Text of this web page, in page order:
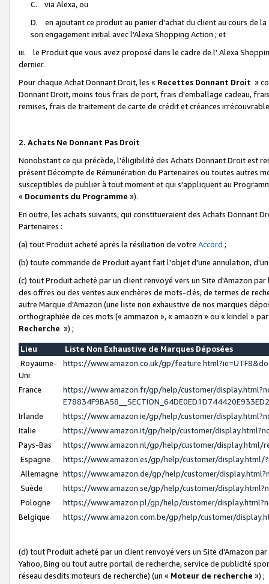
C. via Alexa, ou
D. en ajoutant ce produit au panier d'achat du client au cours de
son engagement initial avec l'Alexa Shopping Action ; et
iii. le Produit que vous avez proposé dans le cadre de l' Alexa
dernier.
Pour chaque Achat Donnant Droit, les « Recettes Donnant Droit »
Donnant Droit, moins tous frais de port, frais d'emballage cadeau,
remises, frais de traitement de carte de crédit et créances
2. Achats Ne Donnant Pas Droit
Nonobstant ce qui précède, l'éligibilité des Achats Donnant Droit est
présent Décompte de Rémunération du Partenaires ou toutes autres
susceptibles de publier à tout moment et qui s'appliquent au
« Documents du Programme »).
En outre, les achats suivants, qui constitueraient des Achats Donnant
Partenaires :
(a) tout Produit acheté après la résiliation de votre Accord ;
(b) toute commande de Produit ayant fait l'objet d'une annulation,
(c) tout Produit acheté par un client renvoyé vers un Site d'Amazon
des offres ou des ventes aux enchères de mots-clés, de termes de
autre Marque d'Amazon (une liste non exhaustive de nos marques
orthographiée de ces mots (« ammazon », « amaozn » ou « kindel »
Recherche ») ;
Lieu
Liste Non Exhaustive de Marques Déposées
Royaume-
Uni
https://www.amazon.co.uk/gp/
France
https://www.amazon.fr/gp/help/customer/
Irlande
https://www.amazon.ie/gp/help/customer/
Italie
https://www.amazon.it/gp/help/customer/
Pays-Bas
https://www.amazon.nl/gp/help/customer/display.html/
Espagne
https://www.amazon.es/gp/help/customer/display.html/
Allemagne https://www.amazon.de/gp/help/customer/
Suède
https://www.amazon.se/gp/help/customer/
Pologne
https://www.amazon.pl/gp/help/customer/
Belgique
https://www.amazon.com.be/gp/help/customer/
(d) tout Produit acheté par un client renvoyé vers un Site d'Amazon
Yahoo, Bing ou tout autre portail de recherche, service de publicité
réseau desdits moteurs de recherche) (un « Moteur de recherche ») ;